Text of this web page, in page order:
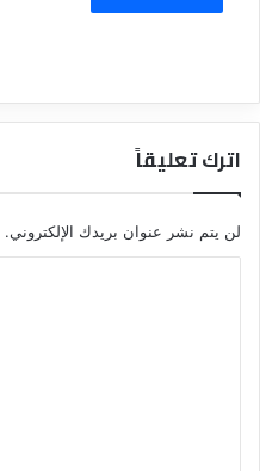
اترك تعليقاً
لن يتم نشر عنوان بريدك الإلكتروني.